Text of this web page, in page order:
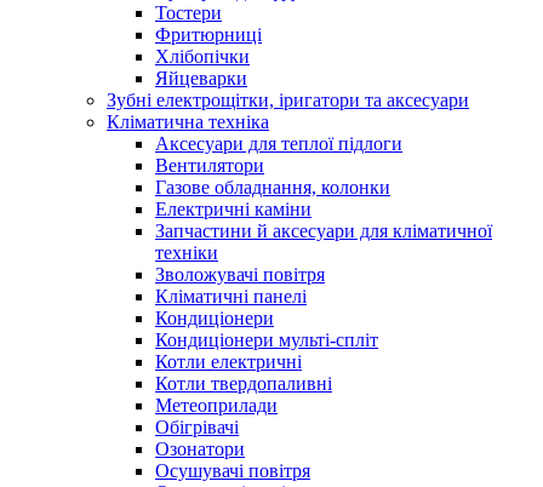
Тостери
Фритюрниці
Хлібопічки
Яйцеварки
Зубні електрощітки, іригатори та аксесуари
Кліматична техніка
Аксесуари для теплої підлоги
Вентилятори
Газове обладнання, колонки
Електричні каміни
Запчастини й аксесуари для кліматичної
техніки
Зволожувачі повітря
Кліматичні панелі
Кондиціонери
Кондиціонери мульті-спліт
Котли електричні
Котли твердопаливні
Метеоприлади
Обігрівачі
Озонатори
Осушувачі повітря